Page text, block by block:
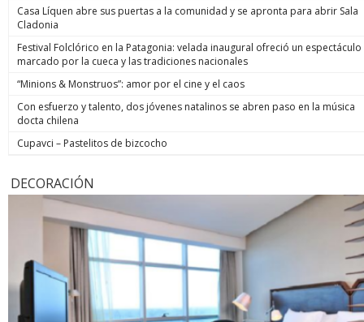
Casa Líquen abre sus puertas a la comunidad y se apronta para abrir Sala
Cladonia
Festival Folclórico en la Patagonia: velada inaugural ofreció un espectáculo
marcado por la cueca y las tradiciones nacionales
“Minions & Monstruos”: amor por el cine y el caos
Con esfuerzo y talento, dos jóvenes natalinos se abren paso en la música
docta chilena
Cupavci – Pastelitos de bizcocho
DECORACIÓN